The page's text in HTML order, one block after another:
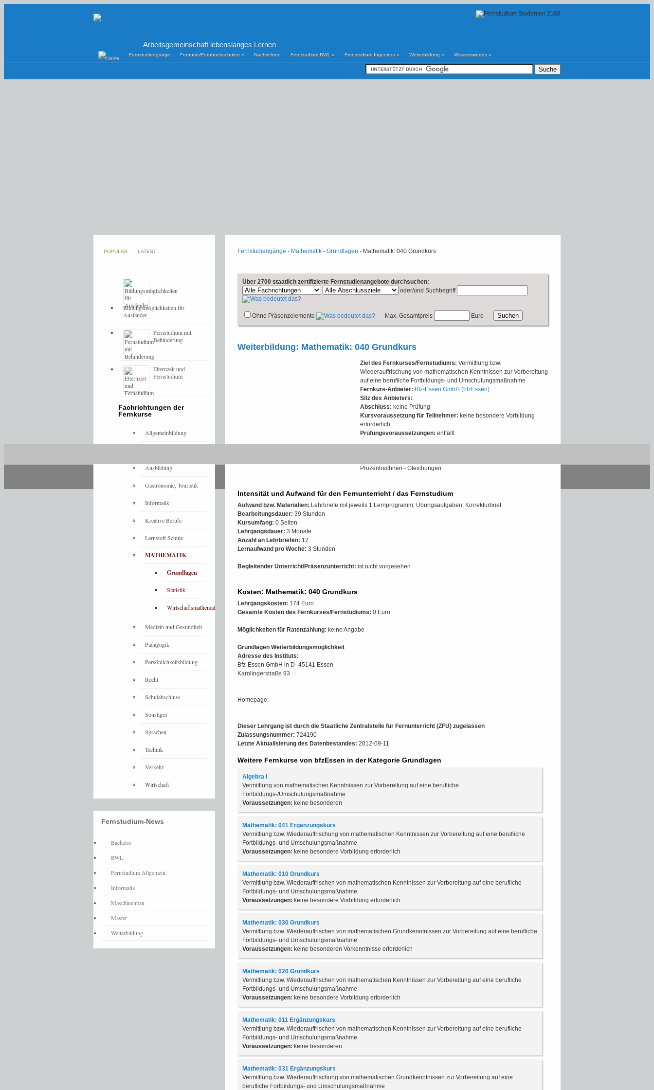
Arbeitsgemeinschaft lebenslanges Lernen
Fernstudiengänge Fernunis/Fernhochschulen » Nachrichten Fernstudium BWL » Fernstudium Ingenieur» Weiterbildung » Wissenswertes »
Fernstudiengänge - Mathematik - Grundlagen - Mathematik: 040 Grundkurs
Über 2700 staatlich zertifizierte Fernstudienangebote durchsuchen:
oder/und Suchbegriff
Ohne Präsenzelemente Max. Gesamtpreis Euro
Weiterbildung: Mathematik: 040 Grundkurs
Ziel des Fernkurses/Fernstudiums: Vermittlung bzw.
Wiederauffrischung von mathematischen Kenntnissen zur Vorbereitung
auf eine berufliche Fortbildungs- und Umschulungsmaßnahme
Fernkurs-Anbieter: Bfz-Essen GmbH (bfzEssen)
Sitz des Anbieters:
Abschluss: keine Prüfung
Kursvoraussetzung für Teilnehmer: keine besondere Vorbildung
erforderlich
Prüfungsvoraussetzungen: entfällt
Prozentrechnen - Gleichungen
Intensität und Aufwand für den Fernunterricht / das Fernstudium
Aufwand bzw. Materialien: Lehrbriefe mit jeweils 1 Lernprogramm; Übungsaufgaben; Korrekturbrief
Bearbeitungsdauer: 39 Stunden
Kursumfang: 0 Seiten
Lehrgangsdauer: 3 Monate
Anzahl an Lehrbriefen: 12
Lernaufwand pro Woche: 3 Stunden
Begleitender Unterricht/Präsenzunterricht: ist nicht vorgesehen
Kosten: Mathematik: 040 Grundkurs
Lehrgangskosten: 174 Euro
Gesamte Kosten des Fernkurses/Fernstudiums: 0 Euro
Möglichkeiten für Ratenzahlung: keine Angabe
Grundlagen Weiterbildungsmöglichkeit
Adresse des Instituts:
Bfz-Essen GmbH in D- 45141 Essen
Karolingerstraße 93
Homepage:
Dieser Lehrgang ist durch die Staatliche Zentralstelle für Fernunterricht (ZFU) zugelassen
Zulassungsnummer: 724190
Letzte Aktualisierung des Datenbestandes: 2012-09-11
Weitere Fernkurse von bfzEssen in der Kategorie Grundlagen
Algebra I
Vermittlung von mathematischen Kenntnissen zur Vorbereitung auf eine berufliche
Fortbildungs-/Umschulungsmaßnahme
Voraussetzungen: keine besonderen
Mathematik: 041 Ergänzungskurs
Vermittlung bzw. Wiederauffrischung von mathematischen Kenntnissen zur Vorbereitung auf eine berufliche
Fortbildungs- und Umschulungsmaßnahme
Voraussetzungen: keine besondere Vorbildung erforderlich
Mathematik: 010 Grundkurs
Vermittlung bzw. Wiederauffrischen von mathematischen Kenntnissen zur Vorbereitung auf eine berufliche
Fortbildungs- und Umschulungsmaßnahme
Voraussetzungen: keine besondere Vorbildung erforderlich
Mathematik: 030 Grundkurs
Vermittlung bzw. Wiederauffrischen von mathematischen Grundkenntnissen zur Vorbereitung auf eine berufliche
Fortbildungs- und Umschulungsmaßnahme
Voraussetzungen: keine besonderen Vorkenntnisse erforderlich
Mathematik: 020 Grundkurs
Vermittlung bzw. Wiederauffrischen von mathematischen Kenntnissen zur Vorbereitung auf eine berufliche
Fortbildungs- und Umschulungsmaßnahme
Voraussetzungen: keine besondere Vorbildung erforderlich
Mathematik: 011 Ergänzungskurs
Vermittlung bzw. Wiederauffrischen von mathematischen Kenntnissen zur Vorbereitung auf eine berufliche
Fortbildungs- und Umschulungsmaßnahme
Voraussetzungen: keine besonderen
Mathematik: 031 Ergänzungskurs
Vermittlung bzw. Wiederauffrischung von mathematischen Grundkenntnissen zur Vorbereitung auf eine
berufliche Fortbildungs- und Umschulungsmaßnahme
POPULAR LATEST
Bildungsmöglichkeiten für
Ausländer
Fernstudium mit
Behinderung
Elternzeit und
Fernstudium
Fachrichtungen der
Fernkurse
Allgemeinbildung
Ausbildung
Gastronomie, Touristik
Informatik
Kreative Berufe
Lernstoff Schule
MATHEMATIK
Grundlagen
Statistik
Wirtschaftsmathematik
Medizin und Gesundheit
Pädagogik
Persönlichkeitsbildung
Recht
Schulabschluss
Sonstiges
Sprachen
Technik
Verkehr
Wirtschaft
Fernstudium-News
Bachelor
BWL
Fernstudium Allgemein
Informatik
Maschinenbau
Master
Weiterbildung